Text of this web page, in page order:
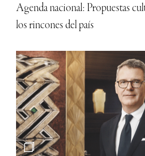
Agenda nacional: Propuestas
los rincones del país